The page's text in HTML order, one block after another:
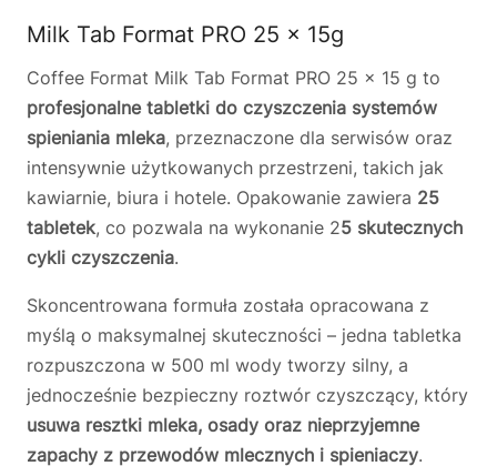
Milk Tab Format PRO 25 x 15g
Coffee Format Milk Tab Format PRO 25 × 15 g to
profesjonalne tabletki do czyszczenia systemów
spieniania mleka, przeznaczone dla serwisów oraz
intensywnie użytkowanych przestrzeni, takich jak
kawiarnie, biura i hotele. Opakowanie zawiera 25
tabletek, co pozwala na wykonanie 25 skutecznych
cykli czyszczenia.
Skoncentrowana formuła została opracowana z
myślą o maksymalnej skuteczności – jedna tabletka
rozpuszczona w 500 ml wody tworzy silny, a
jednocześnie bezpieczny roztwór czyszczący, który
usuwa resztki mleka, osady oraz nieprzyjemne
zapachy z przewodów mlecznych i spieniaczy.